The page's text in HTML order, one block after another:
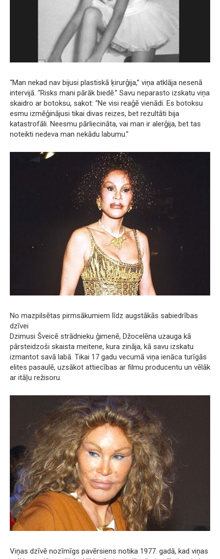
“Man nekad nav bijusi plastiskā ķirurģija,” viņa atklāja nesenā
intervijā. “Risks mani pārāk biedē.” Savu neparasto izskatu viņa
skaidro ar botoksu, sakot: “Ne visi reaģē vienādi. Es botoksu
esmu izmēģinājusi tikai divas reizes, bet rezultāti bija
katastrofāli. Neesmu pārliecināta, vai man ir alerģija, bet tas
noteikti nedeva man nekādu labumu.”
No mazpilsētas pirmsākumiem līdz augstākās sabiedrības
dzīvei
Dzimusi Šveicē strādnieku ģimenē, Džocelēna uzauga kā
pārsteidzoši skaista meitene, kura zināja, kā savu izskatu
izmantot savā labā. Tikai 17 gadu vecumā viņa ienāca turīgās
elites pasaulē, uzsākot attiecības ar filmu producentu un vēlāk
ar itāļu režisoru.
Viņas dzīvē nozīmīgs pavērsiens notika 1977. gadā, kad viņas